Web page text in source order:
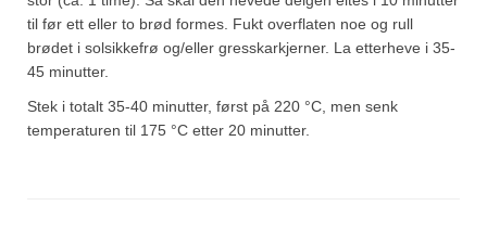
til før ett eller to brød formes. Fukt overflaten noe og rull
brødet i solsikkefrø og/eller gresskarkjerner. La etterheve i 35-
45 minutter.
Stek i totalt 35-40 minutter, først på 220 °C, men senk
temperaturen til 175 °C etter 20 minutter.